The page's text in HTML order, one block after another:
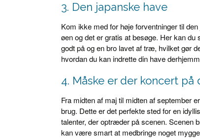
3. Den japanske have
Kom ikke med for høje forventninger til
øen og det er gratis at besøge. Her kan
godt på og en bro lavet af træ, hvilket gør
hvordan du kan indrette din have
4. Måske er der koncert
Fra midten af maj til midten af september
brug. Dette er det perfekte sted for en
talenter, der optræder på scenen. Scenen
kan være smart at medbringe noget